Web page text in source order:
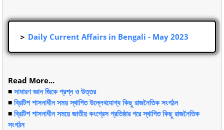
＞ Daily Current Affairs in Bengali - May 2023
Read More...
◾ সাধারণ জ্ঞান জিকে প্রশ্ন ও উত্তর
◾ ব্রিটিশ শাসনাধীন সময় স্থাপিত উল্লেখযোগ্য কিছু রাজনৈতিক সংগঠন
◾ ব্রিটিশ শাসনাধীন সময়ে জাতীয় কংগ্রেস প্রতিষ্ঠার পরে স্থাপিত কিছু রাজনৈতিক
সংগঠন